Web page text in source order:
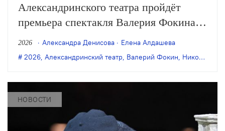
Александринского театра пройдёт
премьера спектакля Валерия Фокина
«РЕВИЗОР с продолжением» по пьесе
Николая Гоголя.
2026 Александра Денисова
Елена Алдашева
2026, Александринский театр, Валерий Фокин, Николай Гоголь
НОВОСТИ